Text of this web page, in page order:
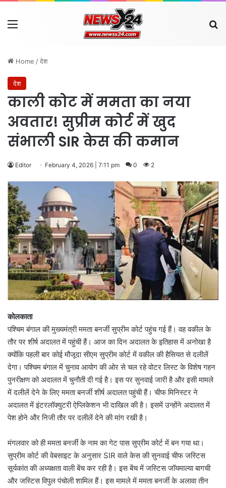
Menu
Home /देश
देश
काली कोट में ममता का नया
अवतार! सुप्रीम कोर्ट में खुद
संभाली SIR केस की कमान
Editor February 4, 2026 | 7:11 pm 0 2
कोलकाता
पश्चिम बंगाल की मुख्यमंत्री ममता बनर्जी सुप्रीम कोर्ट पहुंच गई हैं। वह वकील के
तौर पर शीर्ष अदालत में पहुंची हैं। आज का दिन अदालत के इतिहास में अनोखा है
क्योंकि पहली बार कोई मौजूदा सीएम सुप्रीम कोर्ट में वकील की हैसियत से दलीलें
देगा। पश्चिम बंगाल में चुनाव आयोग की ओर से चल रहे वोटर लिस्ट के विशेष गहन
पुनरीक्षण को अदालत में चुनौती दी गई है। इस पर सुनवाई जारी है और इसी मामले
में दलीलें देने के लिए ममता बनर्जी शीर्ष अदालत पहुंची हैं। चीफ मिनिस्टर ने
अदालत में इंटरलॉक्युटरी ऐप्लिकेशन भी दाखिल की है। इसमें उन्होंने अदालत में
पेश होने और निजी तौर पर दलीलें देने की मांग रखी है।
मंगलवार को ही ममता बनर्जी के नाम का गेट पास सुप्रीम कोर्ट में बन गया था।
सुप्रीम कोर्ट की वेबसाइट के अनुसार SIR वाले केस की सुनवाई चीफ जस्टिस
सूर्यकांत की अध्यक्षता वाली बेंच कर रही है। इस बेंच में जस्टिस जॉयमाल्या बागची
और जस्टिस विपुल पंचोली शामिल हैं। इस मामले में ममता बनर्जी के अलावा तीन